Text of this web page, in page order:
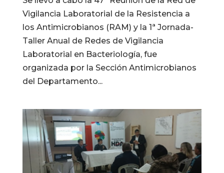
Vigilancia Laboratorial de la Resistencia a
los Antimicrobianos (RAM) y la 1ª Jornada-
Taller Anual de Redes de Vigilancia
Laboratorial en Bacteriología, fue
organizada por la Sección Antimicrobianos
del Departamento...